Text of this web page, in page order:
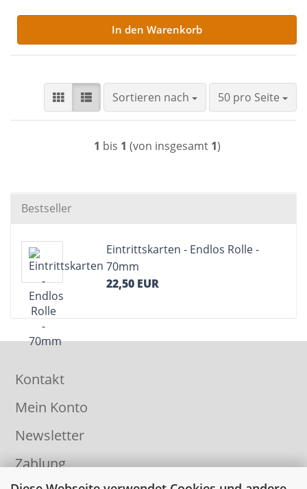
In den Warenkorb
Sortieren nach
Sortieren nach 50 pro Seite
pro Seite
1 bis 1 (von insgesamt 1)
Bestseller
Eintrittskarten - Endlos Rolle -
70mm
22,50 EUR
Kontakt
Mein Konto
Newsletter
Zahlung